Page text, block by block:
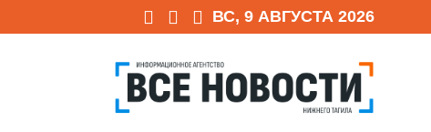
ВС, 9 АВГУСТА 2026